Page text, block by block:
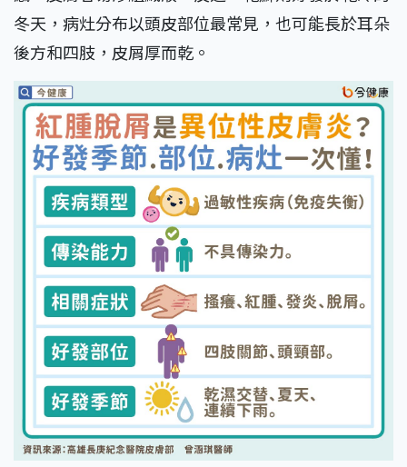
冬天，病灶分布以頭皮部位最常見，也可能長於耳朵
後方和四肢，皮屑厚而乾。